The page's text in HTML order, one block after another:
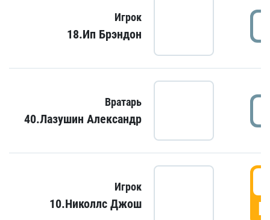
Игрок
18.Ип Брэндон
Вратарь
40.Лазушин Александр
Игрок
10.Николлс Джош